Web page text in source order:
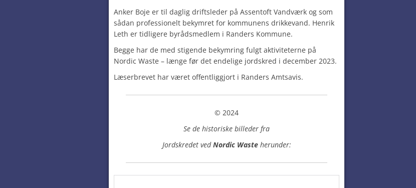
Anker Boje er til daglig driftsleder på Assentoft Vandværk og som
sådan professionelt bekymret for kommunens drikkevand. Henrik
Leth er tidligere byrådsmedlem i Randers Kommune.
Begge har de med stigende bekymring fulgt aktiviteterne på
Nordic Waste – længe før det endelige jordskred i december 2023.
Læserbrevet har været offentliggjort i Randers Amtsavis.
©️ 2024
Se de historiske billeder fra
Jordskredet vedNordic Wasteherunder: